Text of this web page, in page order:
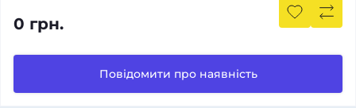
0 грн.
Повідомити про наявність